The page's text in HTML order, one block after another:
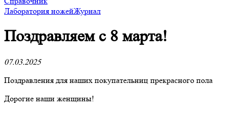
Лаборатория ножейЖурнал
Поздравляем с 8 марта!
07.03.2025
Поздравления для наших покупательниц прекрасного пола
Дорогие наши женщины!